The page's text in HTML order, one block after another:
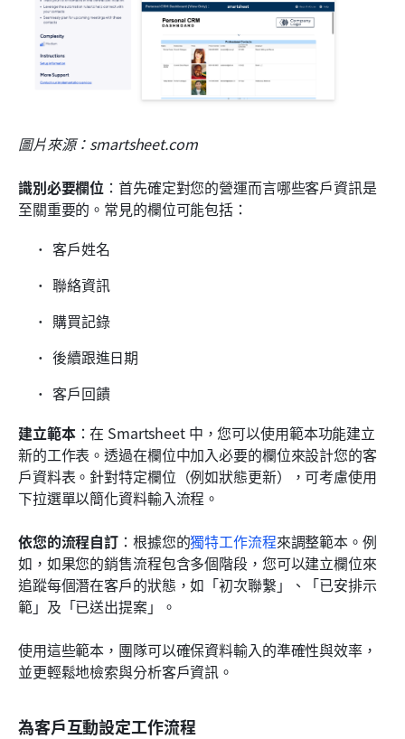
圖片來源：smartsheet.com
識別必要欄位 ：首先確定對您的營運而言哪些客戶資訊是
至關重要的。常見的欄位可能包括：
客戶姓名
聯絡資訊
購買記錄
後續跟進日期
客戶回饋
建立範本：在 Smartsheet 中，您可以使用範本功能建立
新的工作表。透過在欄位中加入必要的欄位來設計您的客
戶資料表。針對特定欄位（例如狀態更新），可考慮使用
下拉選單以簡化資料輸入流程。
依您的流程自訂 ：根據您的獨特工作流程來調整範本。例
如，如果您的銷售流程包含多個階段，您可以建立欄位來
追蹤每個潛在客戶的狀態，如「初次聯繫」、「已安排示
範」及「已送出提案」。
使用這些範本，團隊可以確保資料輸入的準確性與效率，
並更輕鬆地檢索與分析客戶資訊。
為客戶互動設定工作流程